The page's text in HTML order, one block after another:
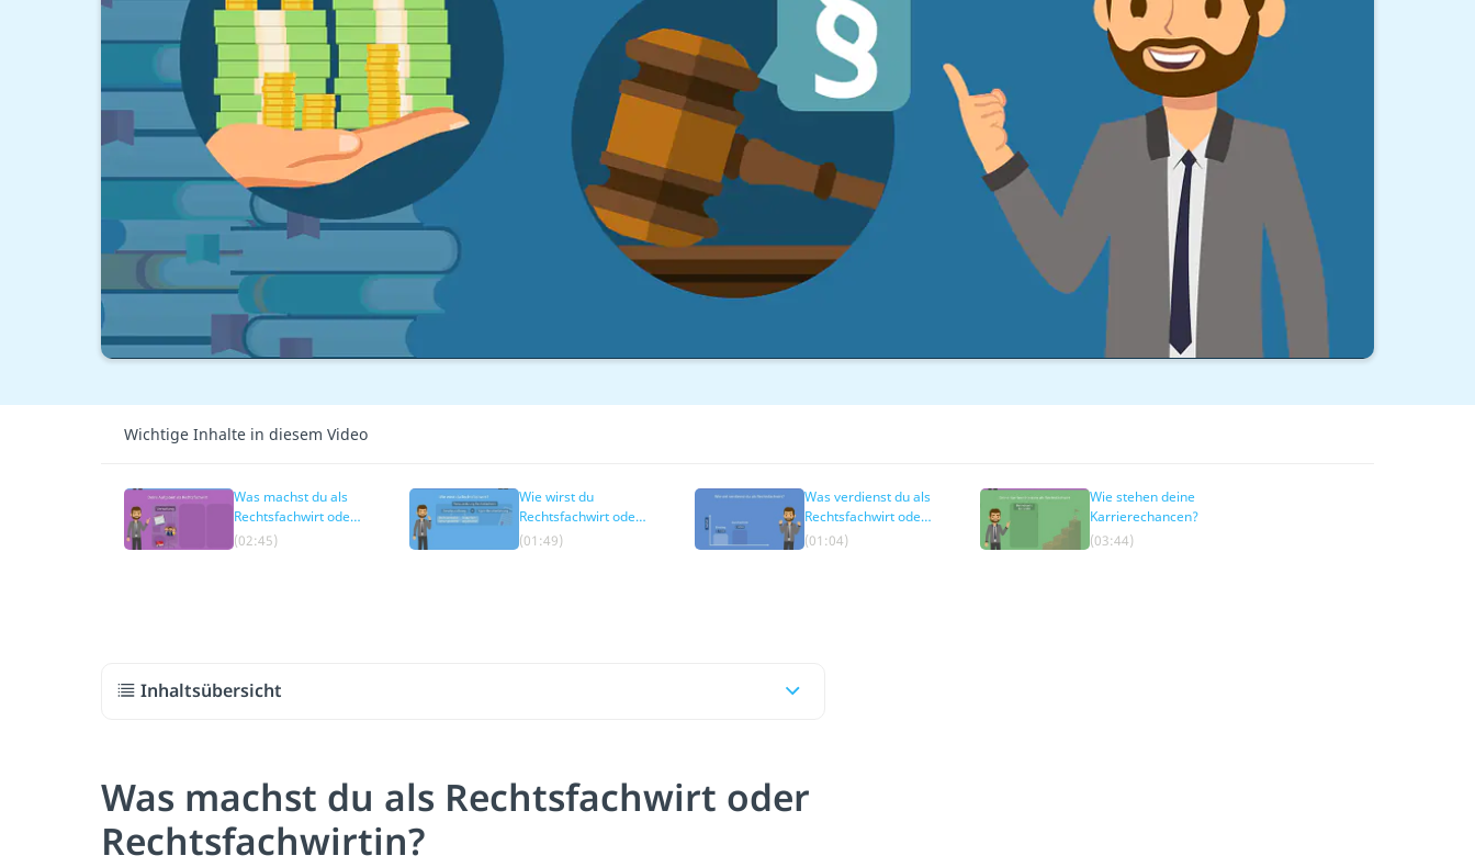
Wichtige Inhalte in diesem Video
Was machst du als
Rechtsfachwirt oder
Rechtsfachwirtin?
(02:45)
Wie wirst du
Rechtsfachwirt oder
Rechtsfachwirtin?
(01:49)
Was verdienst du als
Rechtsfachwirt oder
Rechtsfachwirtin?
(01:04)
Wie stehen deine
Karrierechancen?
(03:44)
Inhaltsübersicht
Was machst du als Rechtsfachwirt oder
Rechtsfachwirtin?